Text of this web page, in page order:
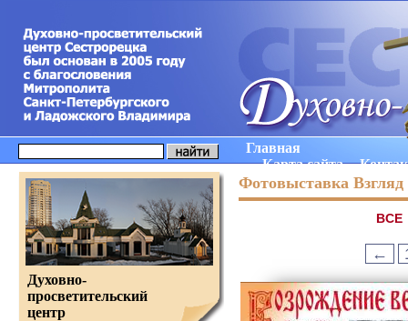
Главная
Карта сайта
Фотовыставка Взгляд
ВCE
←
Духовно-
просветительский
центр